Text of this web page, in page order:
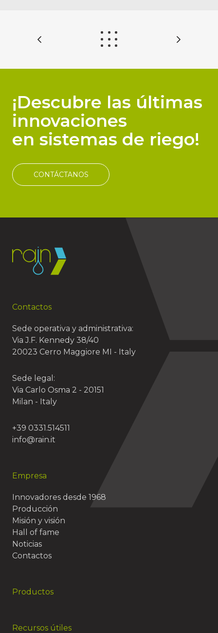
¡Descubre las últimas
innovaciones
en sistemas de riego!
CONTÁCTANOS
Contactos
Sede operativa y administrativa:
Via J.F. Kennedy 38/40
20023 Cerro Maggiore MI - Italy
Sede legal:
Via Carlo Osma 2 - 20151
Milan - Italy
+39 0331.514511
info@rain.it
Empresa
Innovadores desde 1968
Producción
Misión y visión
Hall of fame
Noticias
Contactos
Productos
Recursos útiles